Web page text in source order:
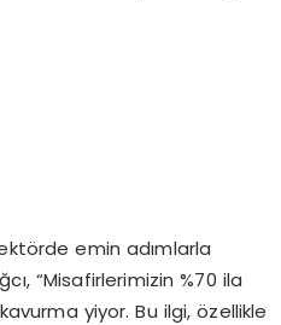
emin adımlarla
“Misafirlerimizin %70 ila
yiyor. Bu ilgi, özellikle